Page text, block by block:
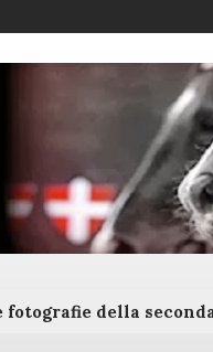
fotografie della